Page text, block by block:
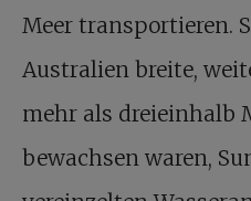
Meer transportieren.
Australien breite,
mehr als dreieinhalb
bewachsen waren,